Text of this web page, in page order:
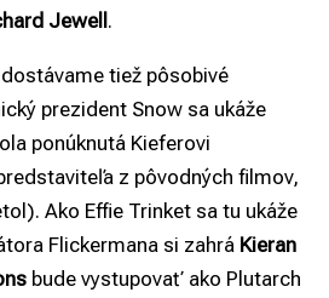
Jewell.
tiež pôsobivé
prezident Snow sa ukáže
ponúknutá Kieferovi
z pôvodných filmov,
Ako Effie Trinket sa tu ukáže
Flickermana si zahrá Kieran
bude vystupovať ako Plutarch